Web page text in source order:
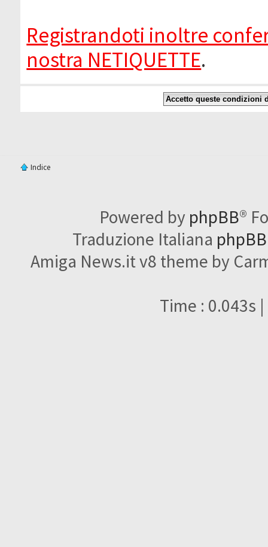
Registrandoti inoltre
nostra NETIQUETTE.
Indice
Powered by phpBB®
Traduzione Italiana
Amiga News.it v8 theme by
Time : 0.043s